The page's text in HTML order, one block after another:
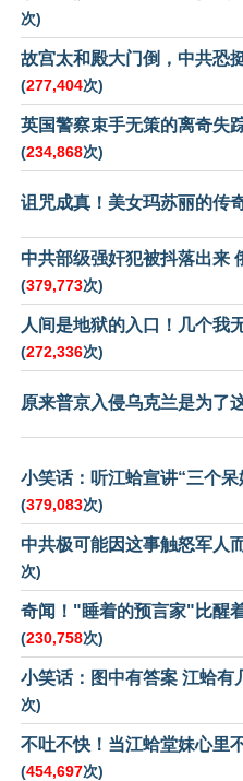
次)
故宫太和殿大门倒，中共恐
(277,404次)
英国警察束手无策的离奇失
(234,868次)
诅咒成真！美女玛苏丽的传
中共部级强奸犯被抖落出来
(379,773次)
人间是地狱的入口！几个我
(272,336次)
原来普京入侵乌克兰是为了
小笑话：听江蛤宣讲“三个
(379,083次)
中共极可能因这事触怒军人
次)
奇闻！"睡着的预言家"比醒
(230,758次)
小笑话：图中有答案 江蛤有
次)
不吐不快！当江蛤堂妹心里
(454,697次)